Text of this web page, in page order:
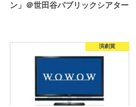
ン」＠世田谷パブリックシアター
演劇賞